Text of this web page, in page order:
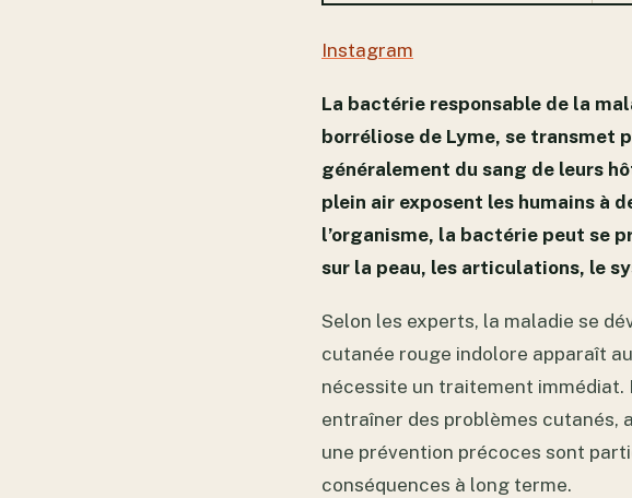
Instagram
La bactérie responsable de la
borréliose de Lyme, se transmet
généralement du sang de leurs
plein air exposent les humains à
l’organisme, la bactérie peut se
sur la peau, les articulations, le
Selon les experts, la maladie se
cutanée rouge indolore apparaît
nécessite un traitement immédiat.
entraîner des problèmes cutanés,
une prévention précoces sont
conséquences à long terme.